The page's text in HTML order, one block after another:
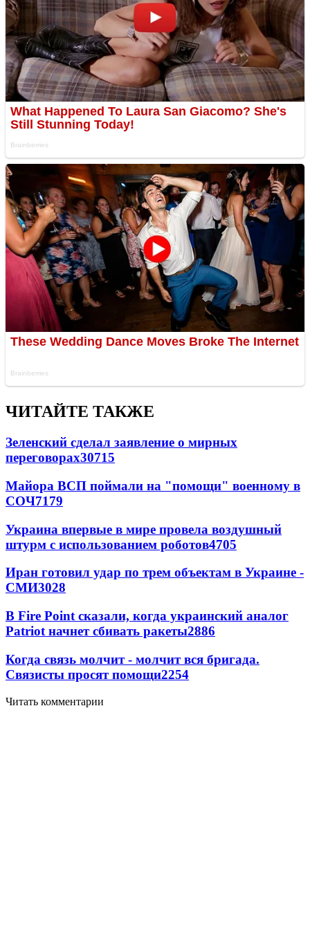
ЧИТАЙТЕ ТАКЖЕ
Зеленский сделал заявление о мирных
переговорах30715
Майора ВСП поймали на "помощи" военному в
СОЧ7179
Украина впервые в мире провела воздушный
штурм с использованием роботов4705
Иран готовил удар по трем объектам в Украине -
СМИ3028
В Fire Point сказали, когда украинский аналог
Patriot начнет сбивать ракеты2886
Когда связь молчит - молчит вся бригада.
Связисты просят помощи2254
Читать комментарии